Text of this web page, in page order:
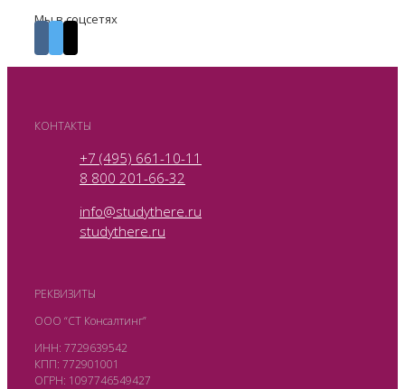
Мы в соцсетях
КОНТАКТЫ
+7 (495) 661-10-11
8 800 201-66-32
info@studythere.ru
studythere.ru
РЕКВИЗИТЫ
ООО “СТ Консалтинг”
ИНН: 7729639542
КПП: 772901001
ОГРН: 1097746549427